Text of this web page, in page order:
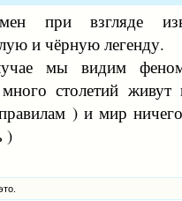
при взгляде
и чёрную легенду.
мы видим
столетий
) и мир
)